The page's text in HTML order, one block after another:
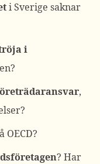
i Sverige saknar
i
,
OECD?
? Har